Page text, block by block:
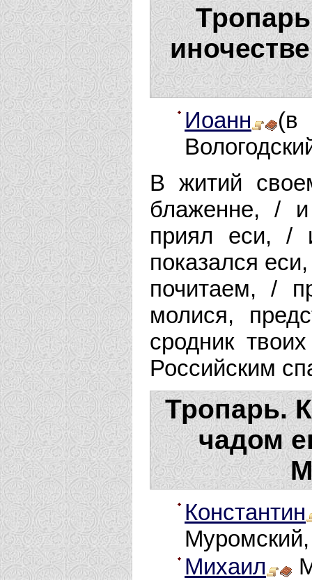
Иоанн
(в
В житий
блаженне, /
приял еси, /
показался
почитаем, /
молися,
сродник
Российским
Тропарь.
чадом
Константин
Муромский,
Михаил